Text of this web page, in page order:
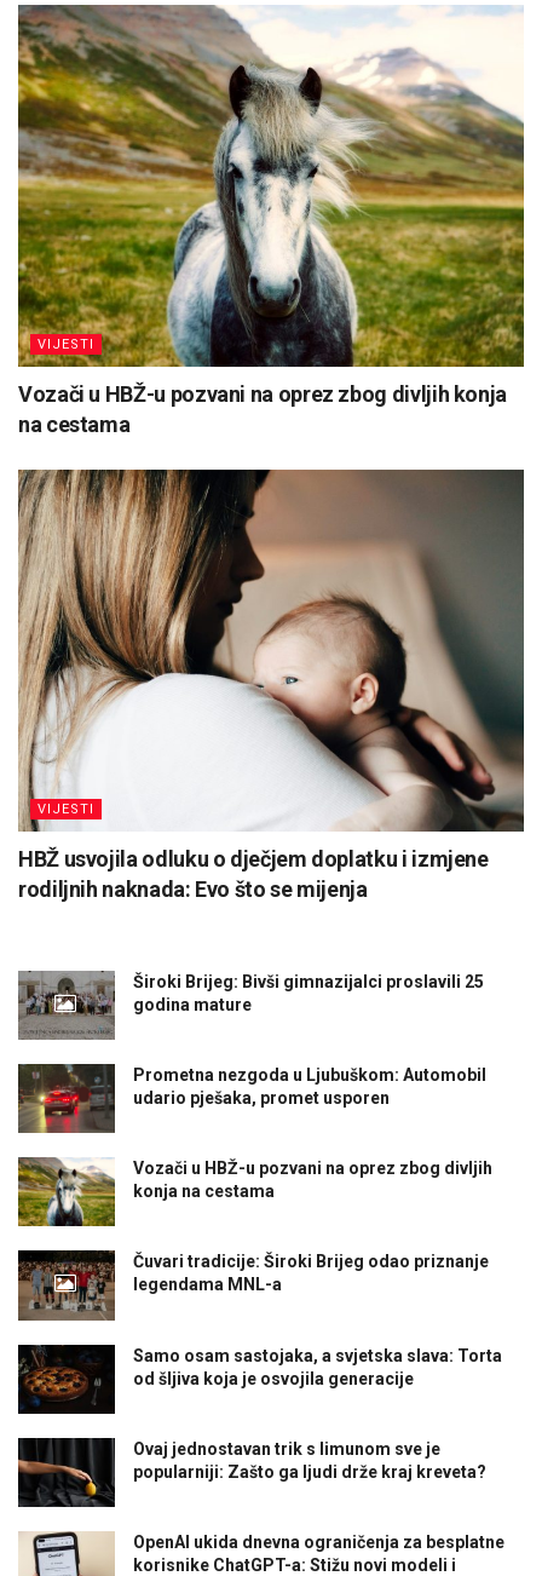
VIJESTI
Vozači u HBŽ-u pozvani na oprez zbog divljih konja
na cestama
VIJESTI
HBŽ usvojila odluku o dječjem doplatku i izmjene
rodiljnih naknada: Evo što se mijenja
Široki Brijeg: Bivši gimnazijalci proslavili 25
godina mature
Prometna nezgoda u Ljubuškom: Automobil
udario pješaka, promet usporen
Vozači u HBŽ-u pozvani na oprez zbog divljih
konja na cestama
Čuvari tradicije: Široki Brijeg odao priznanje
legendama MNL-a
Samo osam sastojaka, a svjetska slava: Torta
od šljiva koja je osvojila generacije
Ovaj jednostavan trik s limunom sve je
popularniji: Zašto ga ljudi drže kraj kreveta?
OpenAI ukida dnevna ograničenja za besplatne
korisnike ChatGPT-a: Stižu novi modeli i